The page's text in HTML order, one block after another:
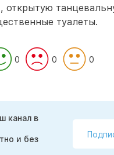
открытую
туалеты.
0 0 0
канал в
и без